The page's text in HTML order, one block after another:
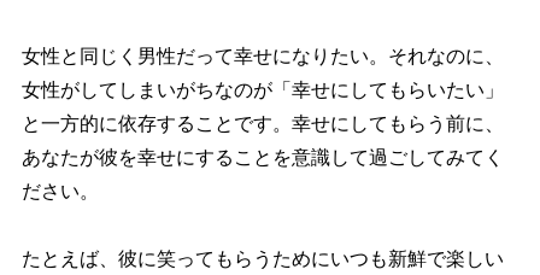
女性と同じく男性だって幸せになりたい。それなのに、
女性がしてしまいがちなのが「幸せにしてもらいたい」
と一方的に依存することです。幸せにしてもらう前に、
あなたが彼を幸せにすることを意識して過ごしてみてく
ださい。
たとえば、彼に笑ってもらうためにいつも新鮮で楽しい